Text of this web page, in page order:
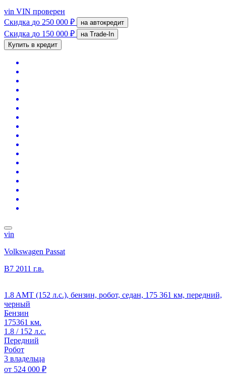
vin VIN проверен
Скидка до 250 000 ₽ на автокредит
Скидка до 150 000 ₽
на Trade-In
Купить в кредит
vin
Volkswagen Passat
B7 2011 г.в.
1.8 AMT (152 л.с.), бензин, робот, седан, 175 361 км, передний,
черный
Бензин
175361 км.
1.8 / 152 л.с.
Передний
Робот
3 владельца
от 524 000 ₽